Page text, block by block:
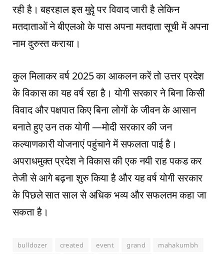
रही है। बहरहाल इस मुदृे पर विवाद जारी है लेकिन
मतदाताओं ने बीएलओ के पास अपना मतदाता सूची में अपना
नाम दुरुस्त कराया।
कुल मिलाकर वर्ष 2025 का आकलन करें तो उत्तर प्रदेश
के विकास का यह वर्ष रहा है। योगी सरकार ने बिना किसी
विवाद और पक्षपात किए बिना लोगों के जीवन के आसान
बनाते हुए उन तक योगी —मोदी सरकार की जन
कल्याणकारी योजनाएं पहुंचाने में सफलता पाई है।
अपराधमुक्त प्रदेश ने विकास की एक नयी राह पकड कर
तेजी से आगे बढ़ना शुरु किया है और यह वर्ष योगी सरकार
के पिछले सात साल से अधिक भव्य और सफलतम कहा जा
सकता है।
bulldozer created event grand
mahakumbh